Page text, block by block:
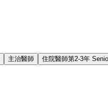
主治醫師 住院醫師第2-3年